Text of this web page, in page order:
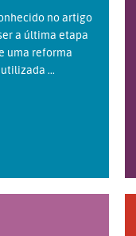
no artigo
a última etapa
uma reforma
...